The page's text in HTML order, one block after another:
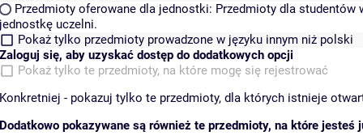
Przedmioty oferowane dla jednostki: Przedmioty dla studentów
jednostkę uczelni.
Pokaż tylko przedmioty prowadzone w języku innym niż polski
Zaloguj się, aby uzyskać dostęp do dodatkowych opcji
Pokaż tylko te przedmioty, na które mogę się rejestrować
Konkretniej - pokazuj tylko te przedmioty, dla których istnieje
Dodatkowo pokazywane są również te przedmioty, na które jesteś